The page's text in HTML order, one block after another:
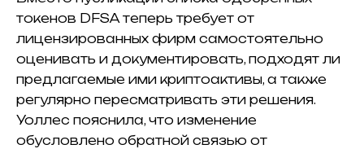
токенов DFSA теперь требует от
лицензированных фирм самостоятельно
оценивать и документировать, подходят ли
предлагаемые ими криптоактивы, а также
регулярно пересматривать эти решения.
Уоллес пояснила, что изменение
обусловлено обратной связью от